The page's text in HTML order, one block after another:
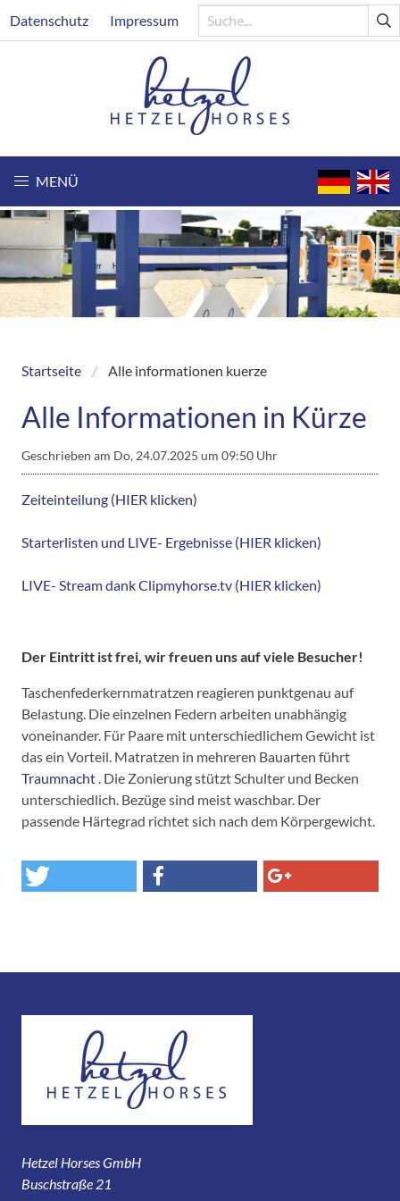
zum
Header
Datenschutz Impressum
MENÜ
Breadcrumb
Startseite Alle informationen kuerze
Alle Informationen in Kürze
Geschrieben am Do, 24.07.2025 um 09:50 Uhr
Zeiteinteilung (HIER klicken)
Starterlisten und LIVE- Ergebnisse (HIER klicken)
LIVE- Stream dank Clipmyhorse.tv (HIER klicken)
Der Eintritt ist frei, wir freuen uns auf viele Besucher!
Taschenfederkernmatratzen reagieren punktgenau auf
Belastung. Die einzelnen Federn arbeiten unabhängig
voneinander. Für Paare mit unterschiedlichem Gewicht ist
das ein Vorteil. Matratzen in mehreren Bauarten führt
Traumnacht. Die Zonierung stützt Schulter und Becken
unterschiedlich. Bezüge sind meist waschbar. Der
passende Härtegrad richtet sich nach dem Körpergewicht.
Hetzel Horses GmbH
Buschstraße 21